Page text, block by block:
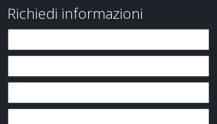
Richiedi informazioni